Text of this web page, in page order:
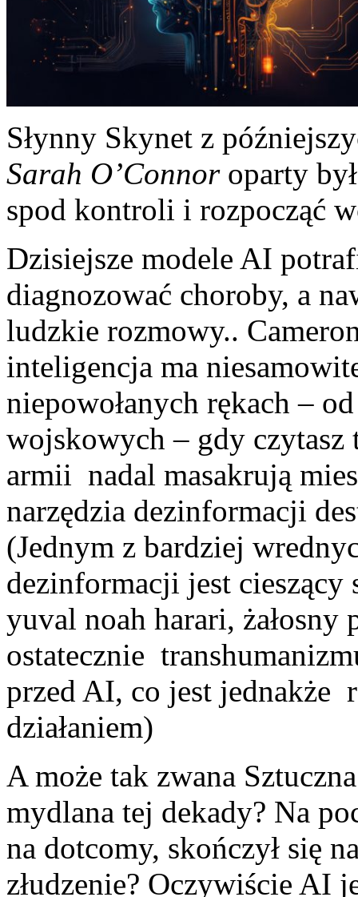
Słynny Skynet z
Sarah O’Connoroparty
spod kontroli i rozpocząć
Dzisiejsze modele AI
diagnozować choroby, a
ludzkie rozmowy..
inteligencja ma
niepowołanych rękach –
wojskowych – gdy czytasz
armii nadal masakrują
narzędzia dezinformacji
(Jednym z bardziej
dezinformacji jest cieszący
yuval noah harari,
ostatecznie
przed AI, co jest jednakże
działaniem)
A może tak zwana
mydlana tej dekady? Na
na dotcomy, skończył się
złudzenie? Oczywiście AI